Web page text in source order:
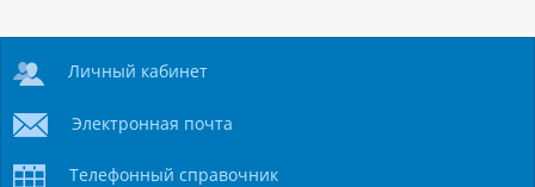
Личный кабинет
Электронная почта
Телефонный справочник